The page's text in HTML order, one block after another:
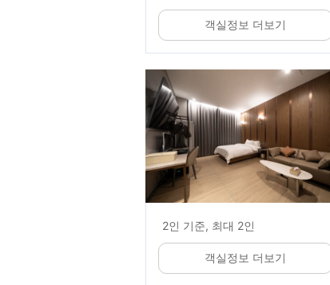
객실정보 더보기
2인 기준, 최대 2인
객실정보 더보기